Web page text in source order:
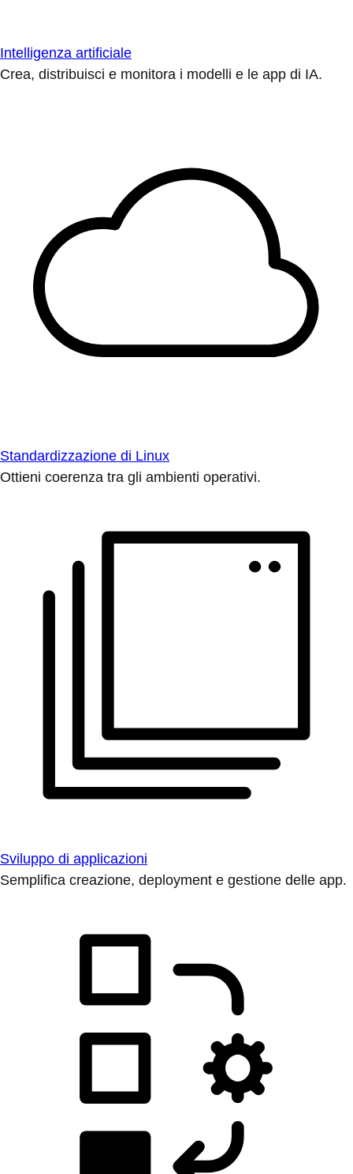
Intelligenza artificiale
Crea, distribuisci e monitora i modelli e le app di IA.
Standardizzazione di Linux
Ottieni coerenza tra gli ambienti operativi.
Sviluppo di applicazioni
Semplifica creazione, deployment e gestione delle app.